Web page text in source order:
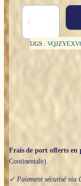
Grand
UGS :
Frais de port offerts en
Continentale).
✓ Paiement sécurisé via